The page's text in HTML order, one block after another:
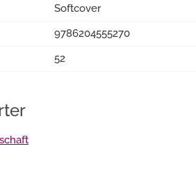
Softcover
9786204555270
52